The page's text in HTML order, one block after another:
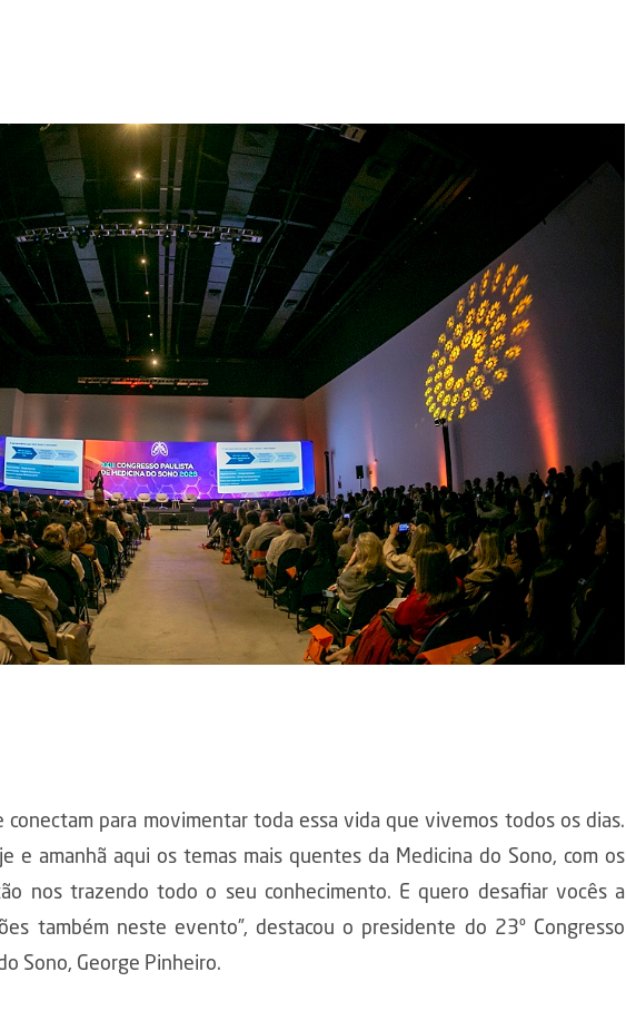
conectam para movimentar toda essa vida que vivemos todos os dias.
e amanhã aqui os temas mais quentes da Medicina do Sono, com os
nos trazendo todo o seu conhecimento. E quero desafiar vocês a
também neste evento”, destacou o presidente do 23º Congresso
Sono, George Pinheiro.